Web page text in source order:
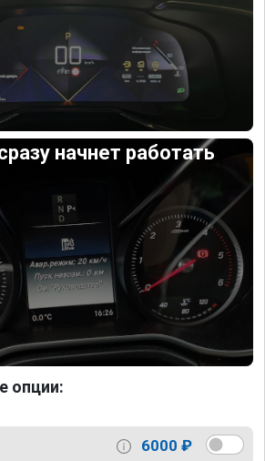
начнет работать
опции:
6000 ₽